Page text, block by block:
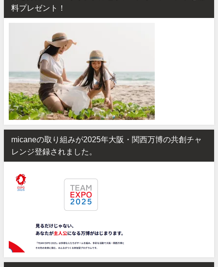
料プレゼント！
micaneの取り組みが2025年大阪・関西万博の共創チャ
レンジ登録されました。